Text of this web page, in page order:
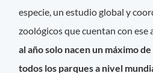
especie, un estudio global y
zoológicos que cuentan con ese
al año solo nacen un máximo
todos los parques a nivel